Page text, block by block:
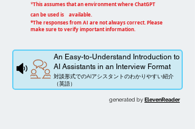
*This assumes that an environment where ChatGPT
can be used is available.
*The responses from AI are not always correct. Please
make sure to verify important information.
An Easy-to-Understand Introduction to
AI Assistants in an Interview Format
対談形式でのAIアシスタントのわかりやすい紹介
（英語）
generated by ElevenReader